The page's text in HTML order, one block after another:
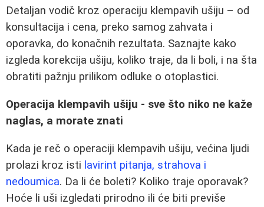
Detaljan vodič kroz operaciju klempavih ušiju – od
konsultacija i cena, preko samog zahvata i
oporavka, do konačnih rezultata. Saznajte kako
izgleda korekcija ušiju, koliko traje, da li boli, i na šta
obratiti pažnju prilikom odluke o otoplastici.
Operacija klempavih ušiju - sve što niko ne kaže
naglas, a morate znati
Kada je reč o operaciji klempavih ušiju, većina ljudi
prolazi kroz isti lavirint pitanja, strahova i
nedoumica. Da li će boleti? Koliko traje oporavak?
Hoće li uši izgledati prirodno ili će biti previše